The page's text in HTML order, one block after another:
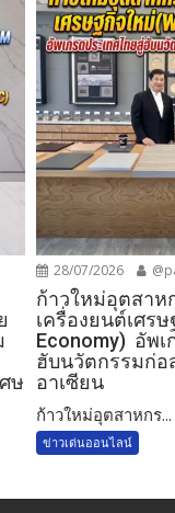
ษ
28/07/2026
ก้าวใหม่อุตสาห
เครื่องยนต์เศร
Economy) อัพเ
ฮับนวัตกรรมก่อ
อาเซียน
ก้าวใหม่อุตสาหกร...
ข่าวเด่นออนไลน์